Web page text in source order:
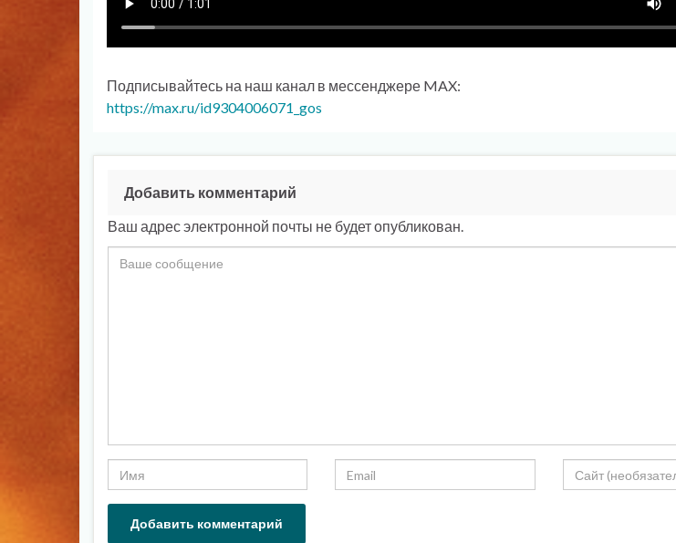
Подписывайтесь на наш канал в мессенджере MAX:
https://max.ru/id9304006071_gos
Добавить комментарий
Ваш адрес электронной почты не будет опубликован.